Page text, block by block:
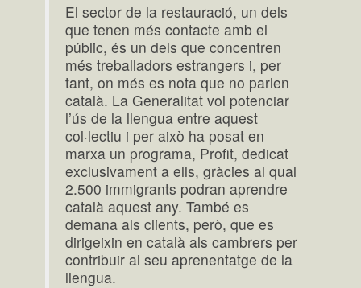
El sector de la restauració, un dels
que tenen més contacte amb el
públic, és un dels que concentren
més treballadors estrangers i, per
tant, on més es nota que no parlen
català. La Generalitat vol potenciar
l’ús de la llengua entre aquest
col·lectiu i per això ha posat en
marxa un programa, Profit, dedicat
exclusivament a ells, gràcies al qual
2.500 immigrants podran aprendre
català aquest any. També es
demana als clients, però, que es
dirigeixin en català als cambrers per
contribuir al seu aprenentatge de la
llengua.